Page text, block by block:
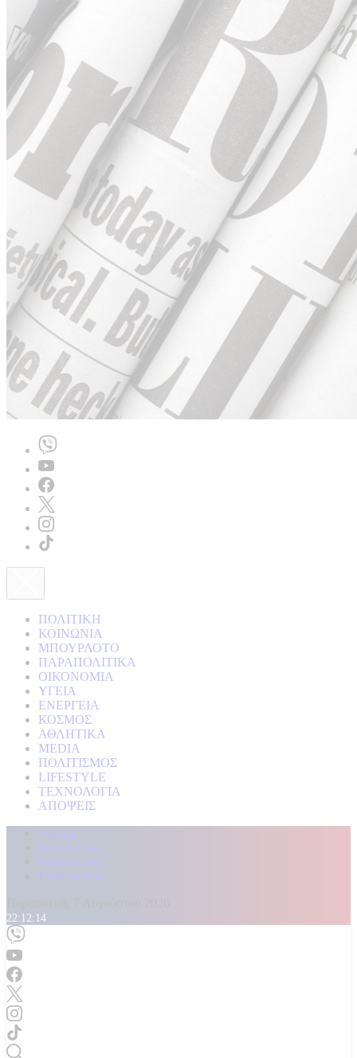
ΠΟΛΙΤΙΚΗ
ΚΟΙΝΩΝΙΑ
ΜΠΟΥΡΛΟΤΟ
ΠΑΡΑΠΟΛΙΤΙΚΑ
ΟΙΚΟΝΟΜΙΑ
ΥΓΕΙΑ
ΕΝΕΡΓΕΙΑ
ΚΟΣΜΟΣ
ΑΘΛΗΤΙΚΑ
MEDIA
ΠΟΛΙΤΙΣΜΟΣ
LIFESTYLE
ΤΕΧΝΟΛΟΓΙΑ
ΑΠΟΨΕΙΣ
Αρχική
Kontra Live
Καταγγελίες
Επικοινωνία
22:12:15